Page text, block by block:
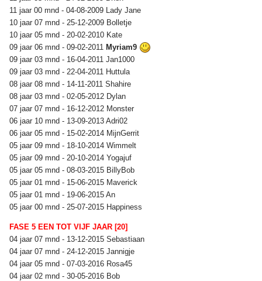
11 jaar 00 mnd - 04-08-2009 Lady Jane
10 jaar 07 mnd - 25-12-2009 Bolletje
10 jaar 05 mnd - 20-02-2010 Kate
09 jaar 06 mnd - 09-02-2011 Myriam9
09 jaar 03 mnd - 16-04-2011 Jan1000
09 jaar 03 mnd - 22-04-2011 Huttula
08 jaar 08 mnd - 14-11-2011 Shahire
08 jaar 03 mnd - 02-05-2012 Dylan
07 jaar 07 mnd - 16-12-2012 Monster
06 jaar 10 mnd - 13-09-2013 Adri02
06 jaar 05 mnd - 15-02-2014 MijnGerrit
05 jaar 09 mnd - 18-10-2014 Wimmelt
05 jaar 09 mnd - 20-10-2014 Yogajuf
05 jaar 05 mnd - 08-03-2015 BillyBob
05 jaar 01 mnd - 15-06-2015 Maverick
05 jaar 01 mnd - 19-06-2015 An
05 jaar 00 mnd - 25-07-2015 Happiness
FASE 5 EEN TOT VIJF JAAR [20]
04 jaar 07 mnd - 13-12-2015 Sebastiaan
04 jaar 07 mnd - 24-12-2015 Jannigje
04 jaar 05 mnd - 07-03-2016 Rosa45
04 jaar 02 mnd - 30-05-2016 Bob